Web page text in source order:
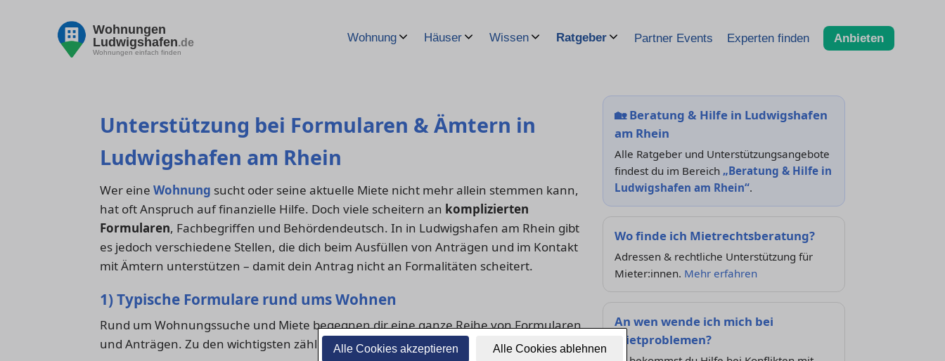
Alle Cookies akzeptieren Alle Cookies ablehnen
Wohnungen
Ludwigshafen.de
Wohnungen einfach finden
Wohnung Häuser Wissen Ratgeber Partner Events Experten finden Anbieten
Unterstützung bei Formularen & Ämtern in
Ludwigshafen am Rhein
Wer eine Wohnung sucht oder seine aktuelle Miete nicht mehr allein stemmen kann,
hat oft Anspruch auf finanzielle Hilfe. Doch viele scheitern an komplizierten
Formularen, Fachbegriffen und Behördendeutsch. In in Ludwigshafen am Rhein gibt
es jedoch verschiedene Stellen, die dich beim Ausfüllen von Anträgen und im Kontakt
mit Ämtern unterstützen – damit dein Antrag nicht an Formalitäten scheitert.
1) Typische Formulare rund ums Wohnen
Rund um Wohnungssuche und Miete begegnen dir eine ganze Reihe von Formularen
und Anträgen. Zu den wichtigsten zählen:
🏡Beratung & Hilfe in Ludwigshafen
am Rhein
Alle Ratgeber und Unterstützungsangebote
findest du im Bereich „Beratung & Hilfe in
Ludwigshafen am Rhein“.
Wo finde ich Mietrechtsberatung?
Adressen & rechtliche Unterstützung für
Mieter:innen. Mehr erfahren
An wen wende ich mich bei
Mietproblemen?